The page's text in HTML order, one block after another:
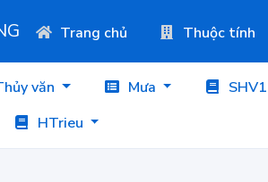
Trang chủ Thuộc tính
văn Mưa SHV1
HTrieu